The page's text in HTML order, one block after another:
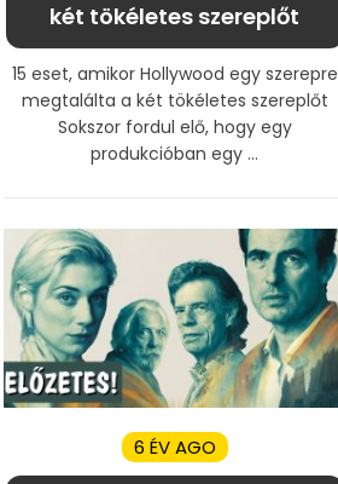
két tökéletes szereplőt
15 eset, amikor Hollywood egy szerepre
megtalálta a két tökéletes szereplőt
Sokszor fordul elő, hogy egy
produkcióban egy ...
6 ÉV AGO